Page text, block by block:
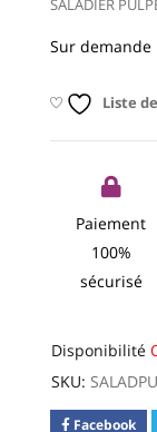
SALADIER
Sur demande
Liste
Paiement
100%
sécurisé
Disponibilité
SKU:
Facebook